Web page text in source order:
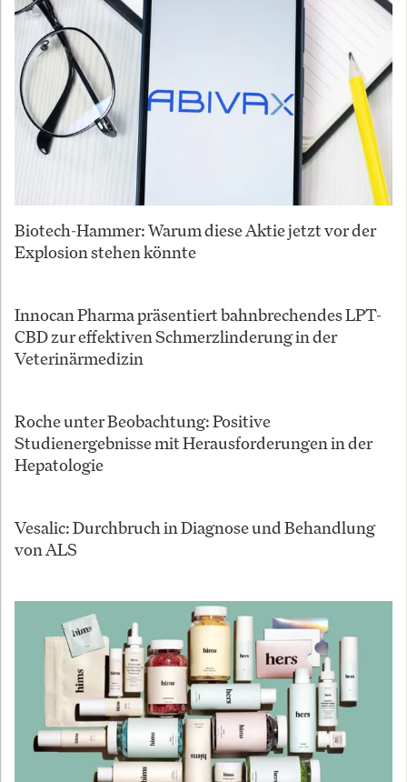
Biotech-Hammer: Warum diese Aktie jetzt vor der
Explosion stehen könnte
Innocan Pharma präsentiert bahnbrechendes LPT-
CBD zur effektiven Schmerzlinderung in der
Veterinärmedizin
Roche unter Beobachtung: Positive
Studienergebnisse mit Herausforderungen in der
Hepatologie
Vesalic: Durchbruch in Diagnose und Behandlung
von ALS